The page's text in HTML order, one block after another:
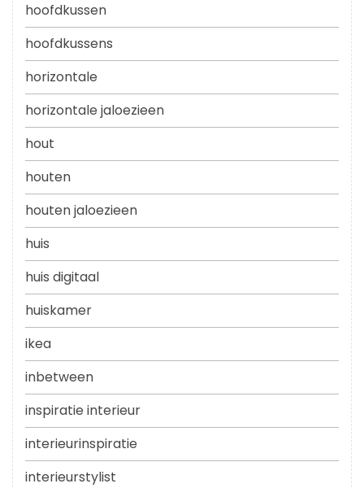
hoofdkussen
hoofdkussens
horizontale
horizontale jaloezieen
hout
houten
houten jaloezieen
huis
huis digitaal
huiskamer
ikea
inbetween
inspiratie interieur
interieurinspiratie
interieurstylist